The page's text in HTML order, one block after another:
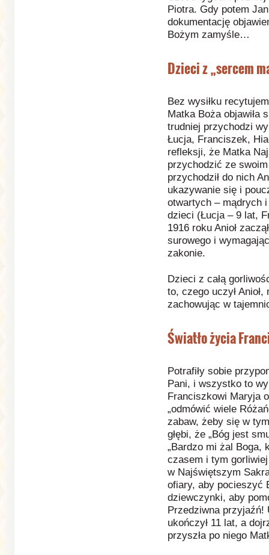
Piotra. Gdy potem
dokumentację
Bożym zamyśle…
Dzieci z „sercem
Bez wysiłku
Matka Boża objawiła
trudniej przychodzi
Łucja, Franciszek,
refleksji, że Matka
przychodzić ze
przychodził do nich
ukazywanie się i
otwartych – mądrych
dzieci (Łucja – 9 lat,
1916 roku Anioł
surowego i
zakonie.
Dzieci z całą
to, czego uczył
zachowując w
Światło życia
Potrafiły sobie
Pani, i wszystko to
Franciszkowi Maryja
„odmówić wiele
zabaw, żeby się w
głębi, że „Bóg jest
„Bardzo mi żal Boga,
czasem i tym
w Najświętszym
ofiary, aby pocieszyć
dziewczynki, aby
Przedziwna przyjaźń!
ukończył 11 lat, a
przyszła po niego